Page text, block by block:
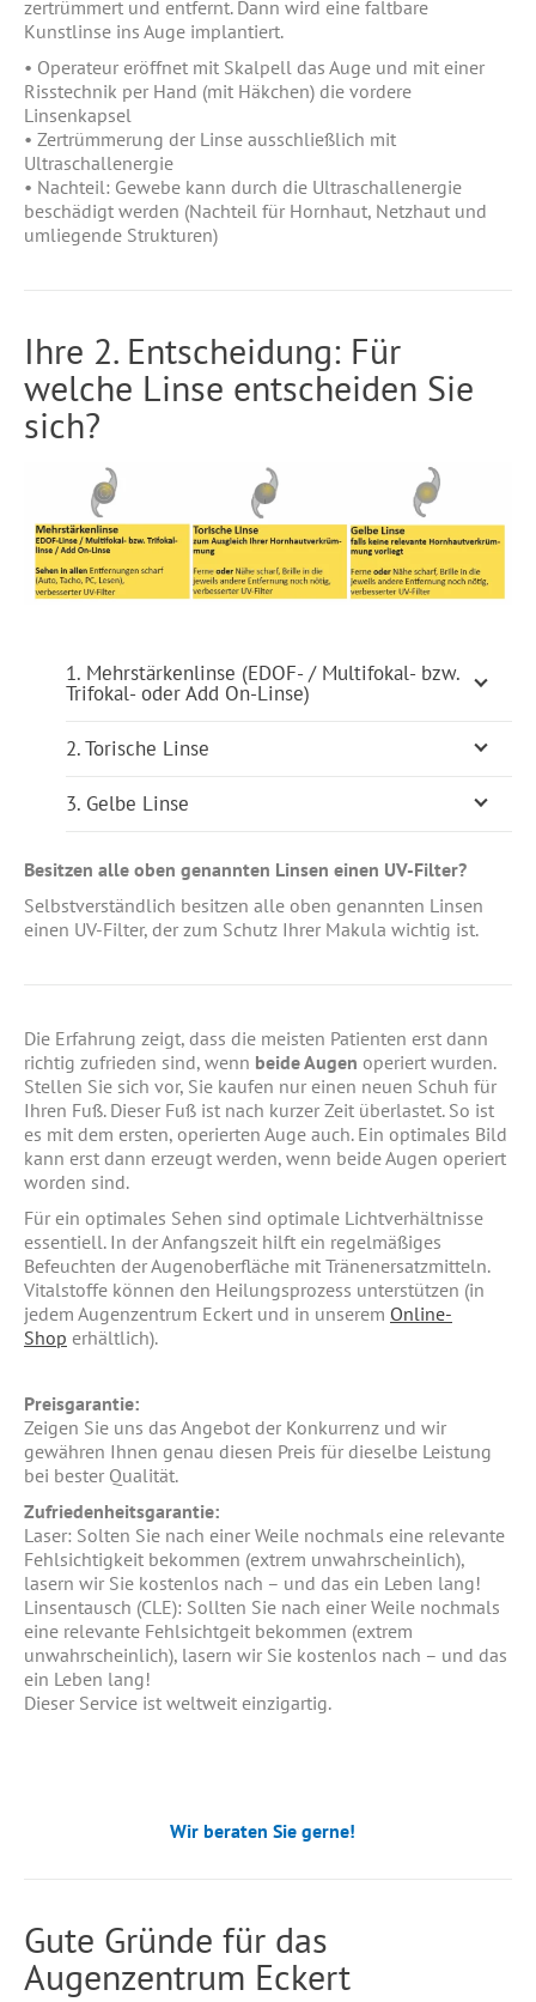
zertrümmert und entfernt. Dann wird eine faltbare
Kunstlinse ins Auge implantiert.
• Operateur eröffnet mit Skalpell das Auge und mit einer
Risstechnik per Hand (mit Häkchen) die vordere
Linsenkapsel
• Zertrümmerung der Linse ausschließlich mit
Ultraschallenergie
• Nachteil: Gewebe kann durch die Ultraschallenergie
beschädigt werden (Nachteil für Hornhaut, Netzhaut und
umliegende Strukturen)
Ihre 2. Entscheidung: Für
welche Linse entscheiden Sie
sich?
1. Mehrstärkenlinse (EDOF- / Multifokal- bzw.
Trifokal- oder Add On-Linse)
2. Torische Linse
3. Gelbe Linse
Besitzen alle oben genannten Linsen einen UV-Filter?
Selbstverständlich besitzen alle oben genannten Linsen
einen UV-Filter, der zum Schutz Ihrer Makula wichtig ist.
Die Erfahrung zeigt, dass die meisten Patienten erst dann
richtig zufrieden sind, wenn beide Augen operiert wurden.
Stellen Sie sich vor, Sie kaufen nur einen neuen Schuh für
Ihren Fuß. Dieser Fuß ist nach kurzer Zeit überlastet. So ist
es mit dem ersten, operierten Auge auch. Ein optimales Bild
kann erst dann erzeugt werden, wenn beide Augen operiert
worden sind.
Für ein optimales Sehen sind optimale Lichtverhältnisse
essentiell. In der Anfangszeit hilft ein regelmäßiges
Befeuchten der Augenoberfläche mit Tränenersatzmitteln.
Vitalstoffe können den Heilungsprozess unterstützen (in
jedem Augenzentrum Eckert und in unserem Online-
Shop erhältlich).
Preisgarantie:
Zeigen Sie uns das Angebot der Konkurrenz und wir
gewähren Ihnen genau diesen Preis für dieselbe Leistung
bei bester Qualität.
Zufriedenheitsgarantie:
Laser: Solten Sie nach einer Weile nochmals eine relevante
Fehlsichtigkeit bekommen (extrem unwahrscheinlich),
lasern wir Sie kostenlos nach – und das ein Leben lang!
Linsentausch (CLE): Sollten Sie nach einer Weile nochmals
eine relevante Fehlsichtgeit bekommen (extrem
unwahrscheinlich), lasern wir Sie kostenlos nach – und das
ein Leben lang!
Dieser Service ist weltweit einzigartig.
Wir beraten Sie gerne!
Gute Gründe für das
Augenzentrum Eckert